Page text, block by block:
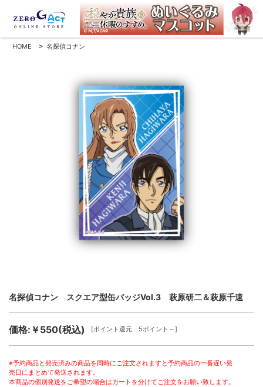
HOME > 名探偵コナン
名探偵コナン スクエア型缶バッジVol.3 萩原研二＆萩原千速
価格:￥550(税込) [ポイント還元 5ポイント～]
※予約商品と発売済みの商品を同時にご注文されますと予約商品の一番遅い発
売日にまとめて発送されます。
本商品の個別発送をご希望の場合はカートを分けてご注文をお願い致します。